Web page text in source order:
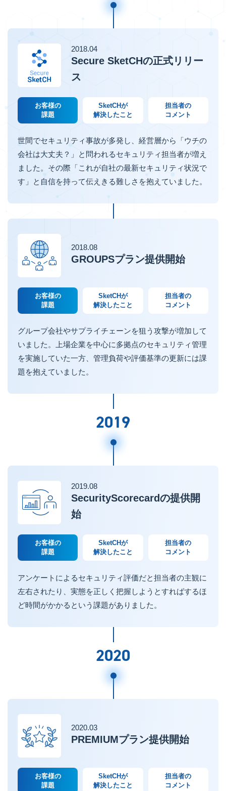
2018.04
Secure SketCHの正式リリー
ス
お客様の
課題
SketCHが
解決したこと
担当者の
コメント
世間でセキュリティ事故が多発し、経営層から「ウチの
会社は大丈夫？」と問われるセキュリティ担当者が増え
ました。その際「これが自社の最新セキュリティ状況で
す」と自信を持って伝えきる難しさを抱えていました。
2018.08
GROUPSプラン提供開始
お客様の
課題
SketCHが
解決したこと
担当者の
コメント
グループ会社やサプライチェーンを狙う攻撃が増加して
いました。上場企業を中心に多拠点のセキュリティ管理
を実施していた一方、管理負荷や評価基準の更新には課
題を抱えていました。
2019
2019.08
SecurityScorecardの提供開
始
お客様の
課題
SketCHが
解決したこと
担当者の
コメント
アンケートによるセキュリティ評価だと担当者の主観に
左右されたり、実態を正しく把握しようとすればするほ
ど時間がかかるという課題がありました。
2020
2020.03
PREMIUMプラン提供開始
お客様の
課題
SketCHが
解決したこと
担当者の
コメント